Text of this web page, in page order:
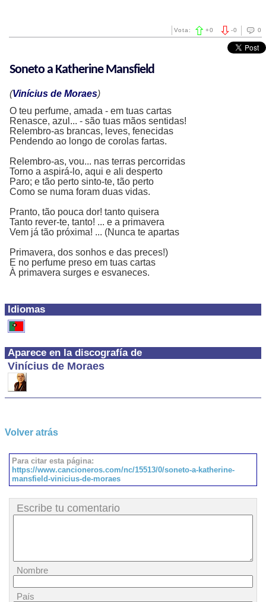
0
-0
Vota: +0
Idiomas
Aparece en la discografía de
Vinícius de Moraes
Soneto a Katherine Mansfield
(Vinícius de Moraes)
O teu perfume, amada - em tuas cartas
Renasce, azul... - são tuas mãos sentidas!
Relembro-as brancas, leves, fenecidas
Pendendo ao longo de corolas fartas.
Relembro-as, vou... nas terras percorridas
Torno a aspirá-lo, aqui e ali desperto
Paro; e tão perto sinto-te, tão perto
Como se numa foram duas vidas.
Pranto, tão pouca dor! tanto quisera
Tanto rever-te, tanto! ... e a primavera
Vem já tão próxima! ... (Nunca te apartas
Primavera, dos sonhos e das preces!)
E no perfume preso em tuas cartas
À primavera surges e esvaneces.
Volver atrás
Para citar esta página:
https://www.cancioneros.com/nc/15513/0/soneto-a-katherine-
mansfield-vinicius-de-moraes
Escribe tu comentario
Nombre
País